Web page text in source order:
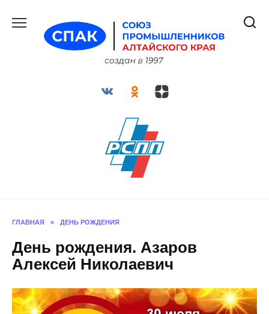
содержанию
ГЛАВНАЯ » ДЕНЬ РОЖДЕНИЯ
День рождения. Азаров
Алексей Николаевич